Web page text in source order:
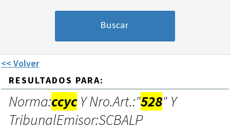
<< Volver
RESULTADOS PARA:
Norma:ccycY Nro.Art.:"528" Y
TribunalEmisor:SCBALP